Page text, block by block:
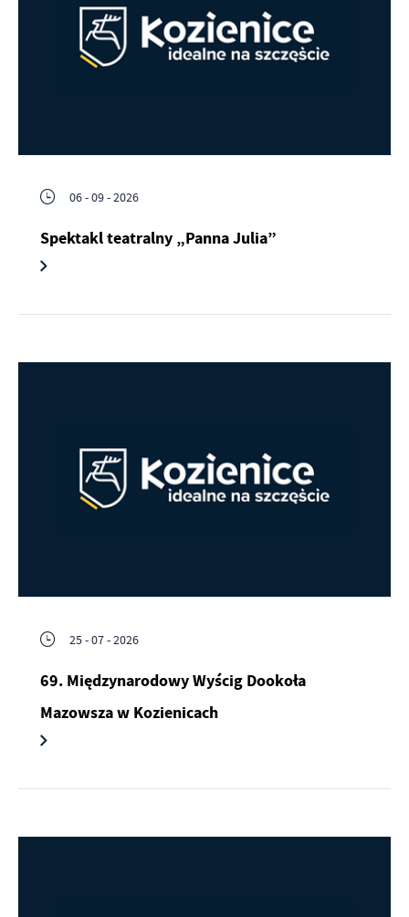
06 - 09 - 2026
Spektakl teatralny „Panna Julia”
25 - 07 - 2026
69. Międzynarodowy Wyścig Dookoła
Mazowsza w Kozienicach